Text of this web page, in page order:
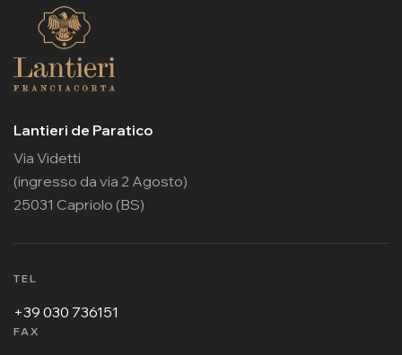
Lantieri de Paratico
Via Videtti
(ingresso da via 2 Agosto)
25031 Capriolo (BS)
TEL
+39 030 736151
FAX